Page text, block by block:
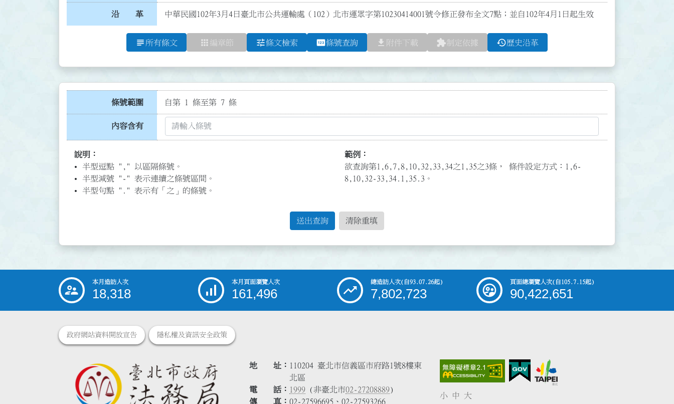
沿 革 中華民國102年3月4日臺北市公共運輸處（102）北市運眾字第10230414001號令修正發布全文7點；並自102年4月1日起生效
subject 所有條文 apps 編章節 tune條文檢索 pin條號查詢 file_download 附件下載 extension制定依據 history歷史沿革
條號範圍 自第 1 條至第 7 條
內容含有
說明：
半型逗點 "," 以區隔條號。
半型減號 "-" 表示連續之條號區間。
半型句點 "." 表示有「之」的條號。
範例：
欲查詢第1,6,7,8,10,32,33,34之1,35之3條， 條件設定方式：1,6-
8,10,32-33,34.1,35.3。
送出查詢 清除重填
::: 本月造訪人次
18,318
本月頁面瀏覽人次
161,496
總造訪人次(自93.07.26起)
7,802,723
頁面總瀏覽人次(自105.7.15起)
90,422,651
政府網站資料開放宣告 隱私權及資訊安全政策
地 址
110204 臺北市信義區市府路1號8樓東
北區
電 話
1999 (非臺北市02-27208889)
傳 真
02-27596695、02-27593266
小 中 大